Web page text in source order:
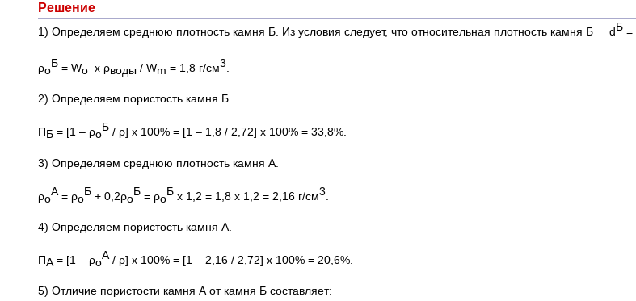
Решение
1) Определяем среднюю плотность камня Б. Из условия следует, что относительная плотность камня Б dБ =
ρо
Б = Wo x ρводы / Wm = 1,8 г/см3
2) Определяем пористость камня Б.
ПБ = [1 – ρо
Б / ρ] х 100% = [1 – 1,8 / 2,72] х 100% = 33,8%.
3) Определяем среднюю плотность камня А.
ρо
А= ρо
Б + 0,2ρо
Б = ρо
Б х 1,2 = 1,8 х 1,2 = 2,16 г/см3
4) Определяем пористость камня А.
ПА = [1 – ρо
А / ρ] х 100% = [1 – 2,16 / 2,72] х 100% = 20,6%.
5) Отличие пористости камня А от камня Б составляет: